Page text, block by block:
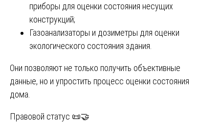
приборы для оценки состояния несущих
конструкций;
Газоанализаторы и дозиметры для оценки
экологического состояния здания.
Они позволяют не только получить объективные
данные, но и упростить процесс оценки состояния
дома.
Правовой статус 📜🤝